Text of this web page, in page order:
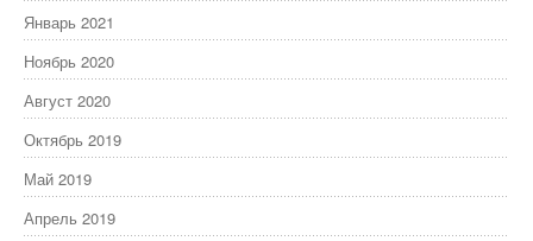
Январь 2021
Ноябрь 2020
Август 2020
Октябрь 2019
Май 2019
Апрель 2019